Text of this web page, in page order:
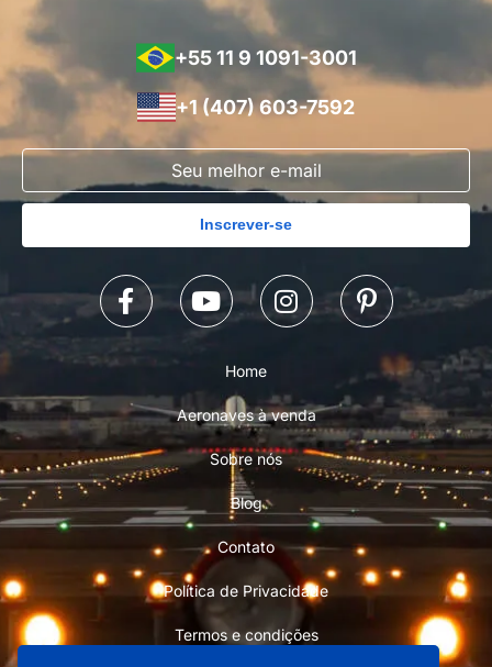
+55 11 9 1091-3001
+1 (407) 603-7592
Inscrever-se
Home
Aeronaves à venda
Sobre nós
Blog
Contato
Política de Privacidade
Termos e condições